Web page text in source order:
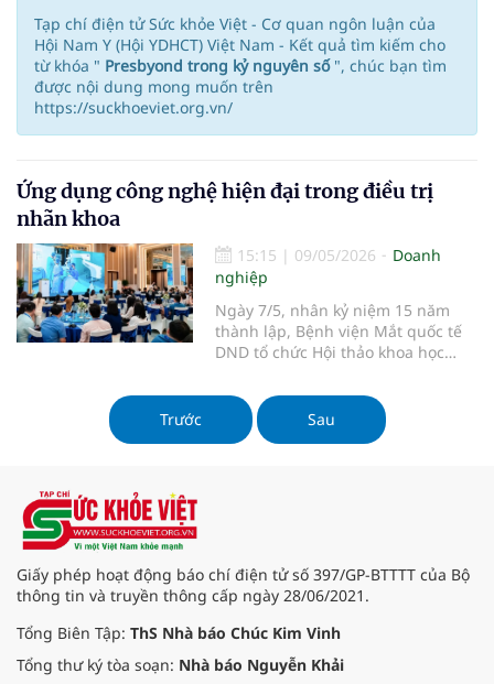
Tạp chí điện tử Sức khỏe Việt - Cơ quan ngôn luận của
Hội Nam Y (Hội YDHCT) Việt Nam - Kết quả tìm kiếm cho
từ khóa " Presbyond trong kỷ nguyên số ", chúc bạn tìm
được nội dung mong muốn trên
https://suckhoeviet.org.vn/
Ứng dụng công nghệ hiện đại trong điều trị
nhãn khoa
15:15 | 09/05/2026
Doanh
nghiệp
Ngày 7/5, nhân kỷ niệm 15 năm
thành lập, Bệnh viện Mắt quốc tế
DND tổ chức Hội thảo khoa học
hành lâm sàng và đổi mới". Hội
thảo cập nhật các tiến bộ mới
trong chẩn đoán, điều trị nhãn
Trước Sau
Giấy phép hoạt động báo chí điện tử số 397/GP-BTTTT của Bộ
thông tin và truyền thông cấp ngày 28/06/2021.
Tổng Biên Tập: ThS Nhà báo Chúc Kim Vinh
Tổng thư ký tòa soạn: Nhà báo Nguyễn Khải